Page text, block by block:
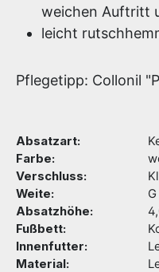
weichen Auftritt
leicht
Pflegetipp: Collonil
Absatzart:
Farbe:
Verschluss:
Weite:
Absatzhöhe:
Fußbett:
Innenfutter:
Material: